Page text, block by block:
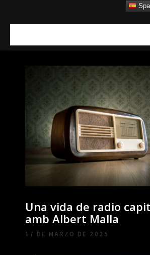
Una vida de radio
amb Albert Malla
17 DE MARZO DE 2025